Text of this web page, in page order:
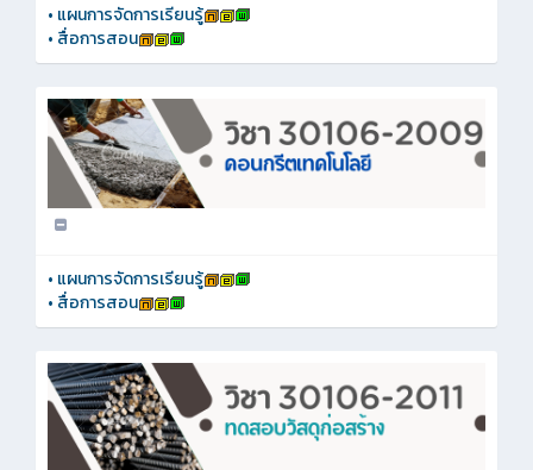
• แผนการจัดการเรียนรู้
• สื่อการสอน
• แผนการจัดการเรียนรู้
• สื่อการสอน